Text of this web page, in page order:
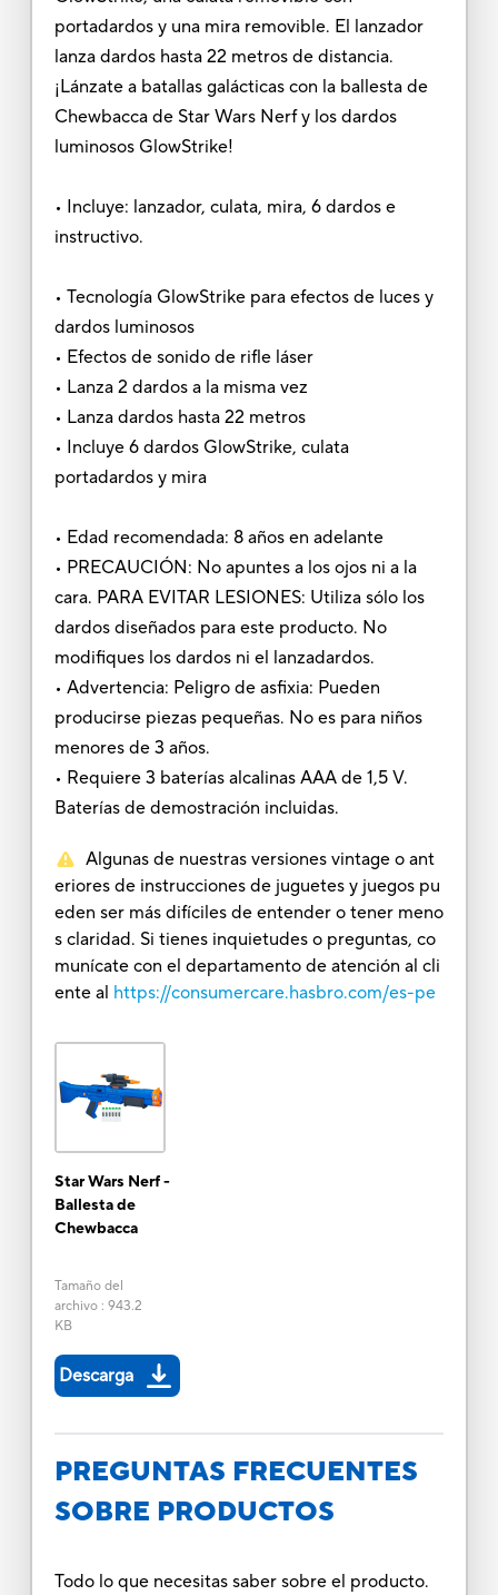
portadardos y una mira removible. El lanzador
lanza dardos hasta 22 metros de distancia.
¡Lánzate a batallas galácticas con la ballesta de
Chewbacca de Star Wars Nerf y los dardos
luminosos GlowStrike!
• Incluye: lanzador, culata, mira, 6 dardos e
instructivo.
• Tecnología GlowStrike para efectos de luces y
dardos luminosos
• Efectos de sonido de rifle láser
• Lanza 2 dardos a la misma vez
• Lanza dardos hasta 22 metros
• Incluye 6 dardos GlowStrike, culata
portadardos y mira
• Edad recomendada: 8 años en adelante
• PRECAUCIÓN: No apuntes a los ojos ni a la
cara. PARA EVITAR LESIONES: Utiliza sólo los
dardos diseñados para este producto. No
modifiques los dardos ni el lanzadardos.
• Advertencia: Peligro de asfixia: Pueden
producirse piezas pequeñas. No es para niños
menores de 3 años.
• Requiere 3 baterías alcalinas AAA de 1,5 V.
Baterías de demostración incluidas.
Algunas de nuestras versiones vintage o ant
eriores de instrucciones de juguetes y juegos pu
eden ser más difíciles de entender o tener meno
s claridad. Si tienes inquietudes o preguntas, co
munícate con el departamento de atención al cli
ente al https://consumercare.hasbro.com/es-pe
Star Wars Nerf -
Ballesta de
Chewbacca
Tamaño del
archivo: 943.2
KB
Descarga
PREGUNTAS FRECUENTES
SOBRE PRODUCTOS
Todo lo que necesitas saber sobre el producto.